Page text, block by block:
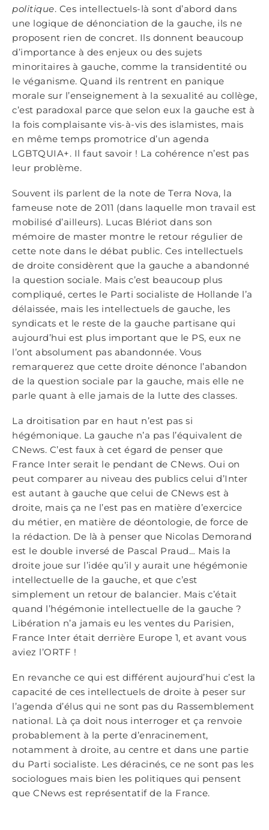
politique. Ces intellectuels-là sont d’abord dans
une logique de dénonciation de la gauche, ils ne
proposent rien de concret. Ils donnent beaucoup
d’importance à des enjeux ou des sujets
minoritaires à gauche, comme la transidentité ou
le véganisme. Quand ils rentrent en panique
morale sur l’enseignement à la sexualité au collège,
c’est paradoxal parce que selon eux la gauche est à
la fois complaisante vis-à-vis des islamistes, mais
en même temps promotrice d’un agenda
LGBTQUIA+. Il faut savoir ! La cohérence n’est pas
leur problème.
Souvent ils parlent de la note de Terra Nova, la
fameuse note de 2011 (dans laquelle mon travail est
mobilisé d’ailleurs). Lucas Blériot dans son
mémoire de master montre le retour régulier de
cette note dans le débat public. Ces intellectuels
de droite considèrent que la gauche a abandonné
la question sociale. Mais c’est beaucoup plus
compliqué, certes le Parti socialiste de Hollande l’a
délaissée, mais les intellectuels de gauche, les
syndicats et le reste de la gauche partisane qui
aujourd’hui est plus important que le PS, eux ne
l’ont absolument pas abandonnée. Vous
remarquerez que cette droite dénonce l’abandon
de la question sociale par la gauche, mais elle ne
parle quant à elle jamais de la lutte des classes.
La droitisation par en haut n’est pas si
hégémonique. La gauche n’a pas l’équivalent de
CNews. C’est faux à cet égard de penser que
France Inter serait le pendant de CNews. Oui on
peut comparer au niveau des publics celui d’Inter
est autant à gauche que celui de CNews est à
droite, mais ça ne l’est pas en matière d’exercice
du métier, en matière de déontologie, de force de
la rédaction. De là à penser que Nicolas Demorand
est le double inversé de Pascal Praud… Mais la
droite joue sur l’idée qu’il y aurait une hégémonie
intellectuelle de la gauche, et que c’est
simplement un retour de balancier. Mais c’était
quand l’hégémonie intellectuelle de la gauche ?
Libération n’a jamais eu les ventes du Parisien,
France Inter était derrière Europe 1, et avant vous
aviez l’ORTF !
En revanche ce qui est différent aujourd’hui c’est la
capacité de ces intellectuels de droite à peser sur
l’agenda d’élus qui ne sont pas du Rassemblement
national. Là ça doit nous interroger et ça renvoie
probablement à la perte d’enracinement,
notamment à droite, au centre et dans une partie
du Parti socialiste. Les déracinés, ce ne sont pas les
sociologues mais bien les politiques qui pensent
que CNews est représentatif de la France.